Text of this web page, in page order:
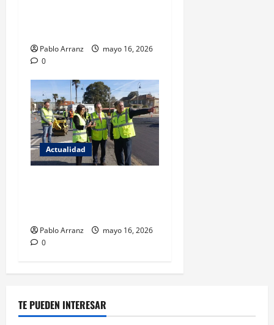
Pablo Arranz
mayo 16, 2026
0
Actualidad
Pablo Arranz
mayo 16, 2026
0
TE PUEDEN INTERESAR